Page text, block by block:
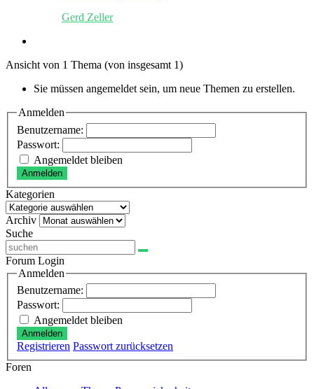
Gerd Zeller
Ansicht von 1 Thema (von insgesamt 1)
Sie müssen angemeldet sein, um neue Themen zu erstellen.
Anmelden
Benutzername:
Passwort:
Angemeldet bleiben
Anmelden
Kategorien
Kategorien
Archiv Archiv
Suche
Forum Login
Anmelden
Benutzername:
Passwort:
Angemeldet bleiben
Anmelden
Registrieren Passwort zurücksetzen
Foren